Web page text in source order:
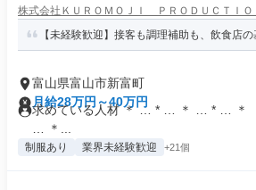
株式会社ＫＵＲＯＭＯＪＩ ＰＲＯＤＵＣＴＩＯ
【未経験歓迎】接客も調理補助も、飲食店
富山県富山市新富町
月給28万円～40万円
求めている人材 ＊ … * … ＊ … * … ＊
… ＊...
制服あり 業界未経験歓迎 +21個